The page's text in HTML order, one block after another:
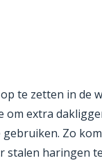
te zetten in de
extra
Zo
stalen haringen